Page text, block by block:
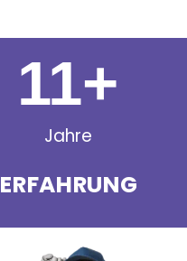
Jahre
ERFAHRUNG
11+